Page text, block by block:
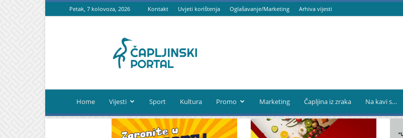
Petak, 7 kolovoza, 2026 Kontakt Uvjeti korištenja Oglašavanje/Marketing Arhiva vijesti
portal
Home Vijesti Sport Kultura Promo Marketing Čapljina iz zraka Na kavi s…